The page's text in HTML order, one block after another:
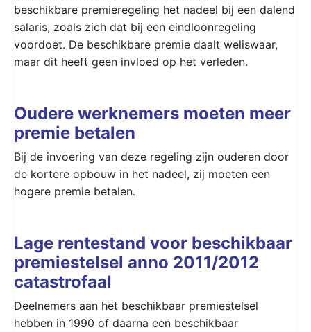
beschikbare premieregeling het nadeel bij een dalend
salaris, zoals zich dat bij een eindloonregeling
voordoet. De beschikbare premie daalt weliswaar,
maar dit heeft geen invloed op het verleden.
Oudere werknemers moeten meer
premie betalen
Bij de invoering van deze regeling zijn ouderen door
de kortere opbouw in het nadeel, zij moeten een
hogere premie betalen.
Lage rentestand voor beschikbaar
premiestelsel anno 2011/2012
catastrofaal
Deelnemers aan het beschikbaar premiestelsel
hebben in 1990 of daarna een beschikbaar